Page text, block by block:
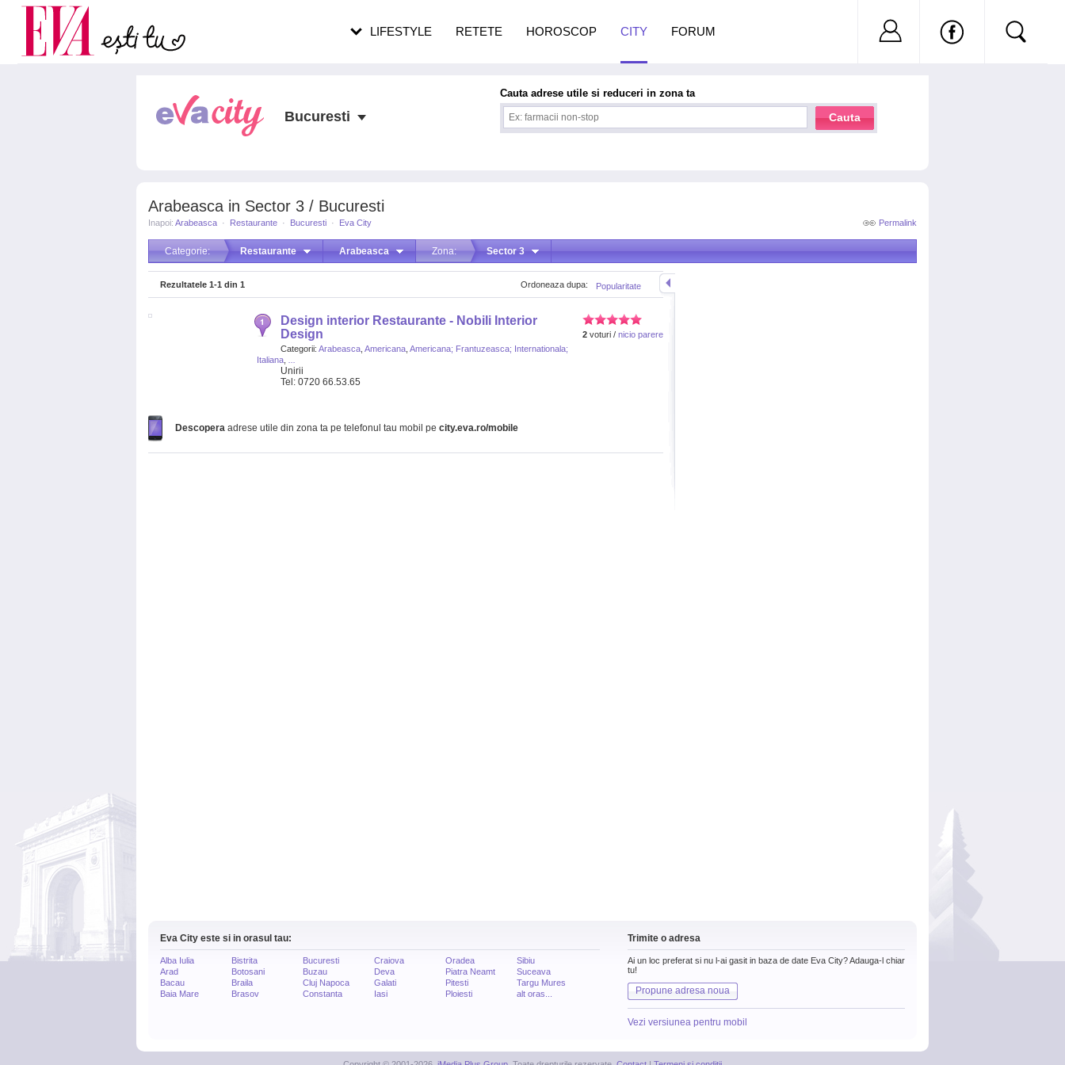
Arabeasca in Sector 3 / Bucuresti
Permalink
Inapoi: Arabeasca · Restaurante · Bucuresti · Eva City
Categorie: Restaurante Arabeasca Zona: Sector 3
Popularitate
Ordoneaza dupa:
Rezultatele 1-1 din 1
2 voturi / nicio parere
Design interior Restaurante - Nobili Interior
Design
Categorii: Arabeasca Americana Americana; Frantuzeasca; Internationala;
Italiana
Unirii
Tel: 0720 66.53.65
Descopera adrese utile din zona ta pe telefonul tau mobil pe city.eva.ro/mobile
Eva City este si in orasul tau:
Alba Iulia
Arad
Bacau
Baia Mare
Bistrita
Botosani
Braila
Brasov
Bucuresti
Buzau
Cluj Napoca
Constanta
Craiova
Deva
Galati
Iasi
Oradea
Piatra Neamt
Pitesti
Ploiesti
Sibiu
Suceava
Targu Mures
alt oras...
Trimite o adresa
Ai un loc preferat si nu l-ai gasit in baza de date Eva City? Adauga-l chiar
tu!
Propune adresa noua
Vezi versiunea pentru mobil
Bucuresti
Cauta adrese utile si reduceri in zona ta
Cauta
LIFESTYLE RETETE HOROSCOP CITY FORUM Nu ai cont?
Carieră
Actualitate